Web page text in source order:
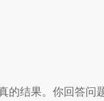
的结果。你回答